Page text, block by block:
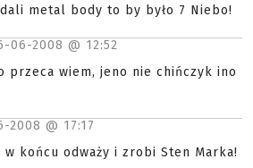
metal body to by było 7 Niebo!
06-2008 @ 12:52
przeca wiem, jeno nie chińczyk ino
2008 @ 17:17
końcu odważy i zrobi Sten Marka!